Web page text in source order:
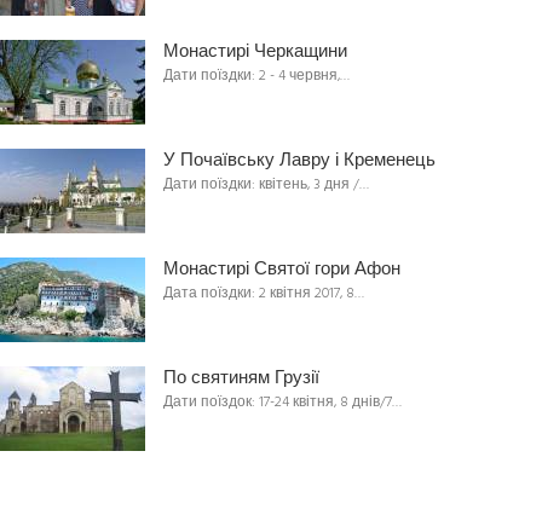
Монастирі Черкащини
Дати поїздки: 2 - 4 червня,…
У Почаївську Лавру і Кременець
Дати поїздки: квітень, 3 дня /…
Монастирі Святої гори Афон
Дата поїздки: 2 квітня 2017, 8…
По святиням Грузії
Дати поїздок: 17-24 квітня, 8 днів/7…